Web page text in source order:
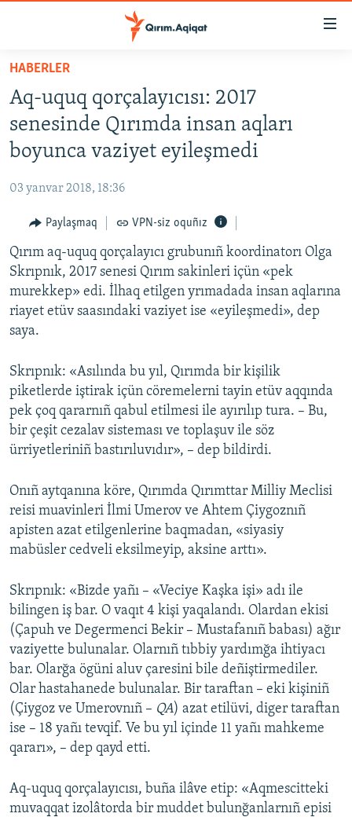
Esas
qaytmaq
Baş
navigatsiyağa
qaytmaq
Qıdıruvğa
qaytmaq
SİYASET
MEDENİYET
İNSAN AQLARI
VİDEO
SÜRET
BLOGLAR
FİKİR
Русский
Українською
QOŞULIÑIZ!
RFE/RS bütün saytları
HABERLER
Aq-uquq qorçalayıcısı: 2017
senesinde Qırımda insan aqları
boyunca vaziyet eyileşmedi
03 yanvar 2018, 18:36
Paylaşmaq VPN-siz oquñız
Qırım aq-uquq qorçalayıcı grubunıñ koordinatorı Olga
Skrıpnık, 2017 senesi Qırım sakinleri içün «pek
murekkep» edi. İlhaq etilgen yrımadada insan aqlarına
riayet etüv saasındaki vaziyet ise «eyileşmedi», dep
saya.
Skrıpnık: «Asılında bu yıl, Qırımda bir kişilik
piketlerde iştirak içün cöremelerni tayin etüv aqqında
pek çoq qararnıñ qabul etilmesi ile ayırılıp tura. – Bu,
bir çeşit cezalav sisteması ve toplaşuv ile söz
ürriyetleriniñ bastırıluvıdır», – dep bildirdi.
Onıñ aytqanına köre, Qırımda Qırımttar Milliy Meclisi
reisi muavinleri İlmi Umerov ve Ahtem Çiygoznıñ
apisten azat etilgenlerine baqmadan, «siyasiy
mabüsler cedveli eksilmeyip, aksine arttı».
Skrıpnık: «Bizde yañı – «Veciye Kaşka işi» adı ile
bilingen iş bar. O vaqıt 4 kişi yaqalandı. Olardan ekisi
(Çapuh ve Degermenci Bekir – Mustafanıñ babası) ağır
vaziyette bulunalar. Olarnıñ tıbbiy yardımğa ihtiyacı
bar. Olarğa ögüni aluv çaresini bile deñiştirmediler.
Olar hastahanede bulunalar. Bir taraftan – eki kişiniñ
(Çiygoz ve Umerovnıñ – QA) azat etilüvi, diger taraftan
ise – 18 yañı tevqif. Ve bu yıl içinde 11 yañı mahkeme
qararı», – dep qayd etti.
Aq-uquq qorçalayıcısı, buña ilâve etip: «Aqmescitteki
muvaqqat izolâtorda bir muddet bulunğanlarnıñ episi